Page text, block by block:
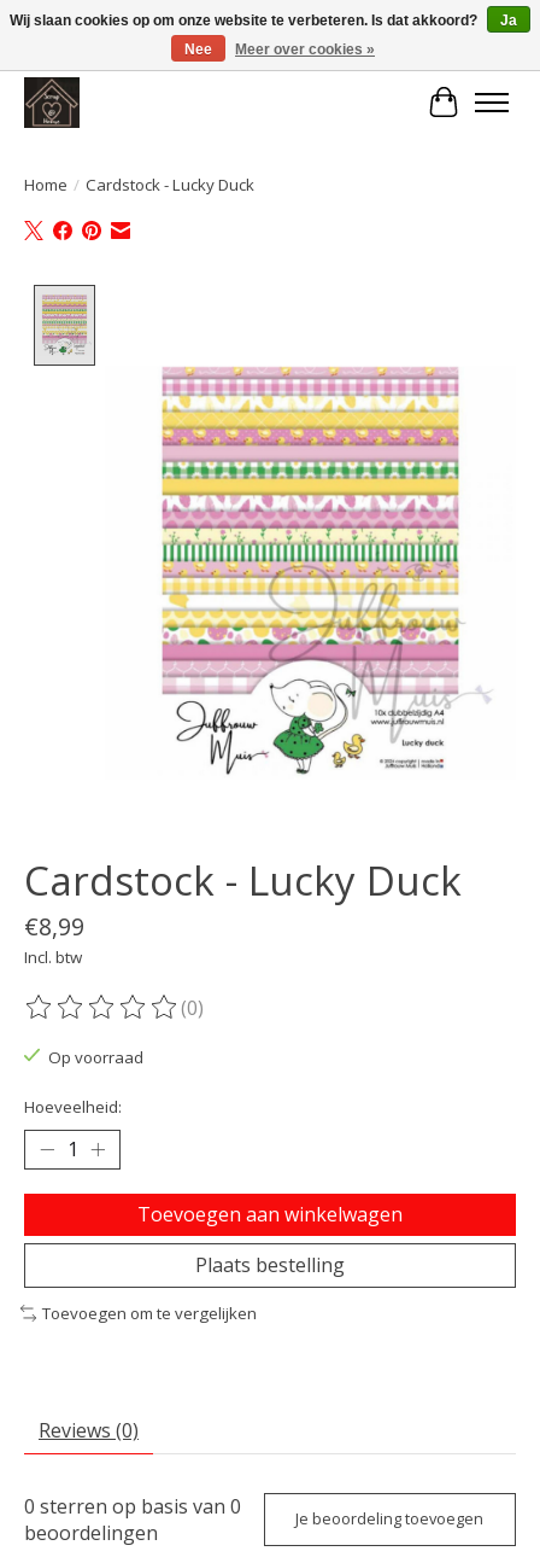
Large selection of products and fast shipping!
Home / Cardstock - Lucky Duck
Cardstock - Lucky Duck
€8,99
Incl. btw
De beoordeling van dit product is
(0)
Op voorraad
Hoeveelheid:
Toevoegen aan winkelwagen
Plaats bestelling
Toevoegen om te vergelijken
Reviews (0)
0 sterren op basis van 0
beoordelingen
Je beoordeling toevoegen
Wij slaan cookies op om onze website te verbeteren. Is dat akkoord?
Ja
Nee
Meer over cookies »